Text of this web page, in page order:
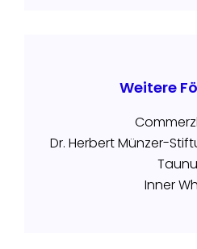
Weitere
Dr. Herbert Münzer-
Inner